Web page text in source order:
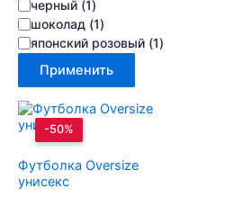
черный (1)
шоколад (1)
японский розовый (1)
Применить
-50%
Футболка Oversize
унисекс